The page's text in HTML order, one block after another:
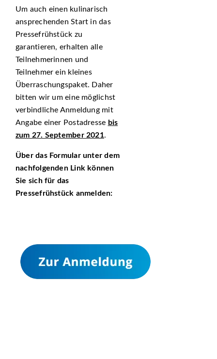
Um auch einen kulinarisch
ansprechenden Start in das
Pressefrühstück zu
garantieren, erhalten alle
Teilnehmerinnen und
Teilnehmer ein kleines
Überraschungspaket. Daher
bitten wir um eine möglichst
verbindliche Anmeldung mit
Angabe einer Postadresse bis
zum 27. September 2021.
Über das Formular unter dem
nachfolgenden Link können
Sie sich für das
Pressefrühstück anmelden: